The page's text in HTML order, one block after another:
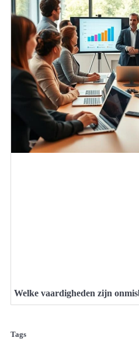
Welke vaardigheden zijn
Tags